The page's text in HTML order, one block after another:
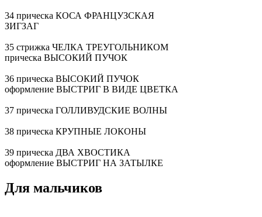
34 прическа КОСА ФРАНЦУЗСКАЯ
ЗИГЗАГ
35 стрижка ЧЕЛКА ТРЕУГОЛЬНИКОМ
прическа ВЫСОКИЙ ПУЧОК
36 прическа ВЫСОКИЙ ПУЧОК
оформление ВЫСТРИГ В ВИДЕ ЦВЕТКА
37 прическа ГОЛЛИВУДСКИЕ ВОЛНЫ
38 прическа КРУПНЫЕ ЛОКОНЫ
39 прическа ДВА ХВОСТИКА
оформление ВЫСТРИГ НА ЗАТЫЛКЕ
Для мальчиков